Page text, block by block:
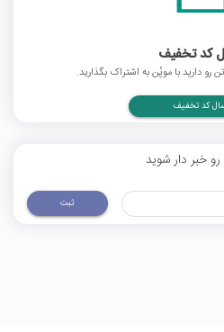
کد تخفیف
رو دارید با موپُن به اشتراک بگذارید.
کد تخفیف
خبر دار شوید
ثبت